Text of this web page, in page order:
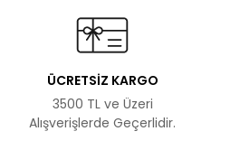
ağırlıklı kumaşlarının teknik
nasıl "eforsuz şık" (effortless chic)
samimiyetiyle ve uzman gözüyle
QooQStore
Felsefesi ve
ÜCRETSİZ KARGO
3500 TL ve Üzeri
Alışverişlerde Geçerlidir.